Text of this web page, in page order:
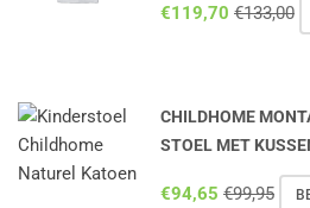
€119,70 €133,00
CHILDHOME
STOEL MET
€94,65 €99,95